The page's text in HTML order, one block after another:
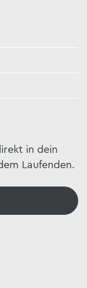
in dein
Laufenden.